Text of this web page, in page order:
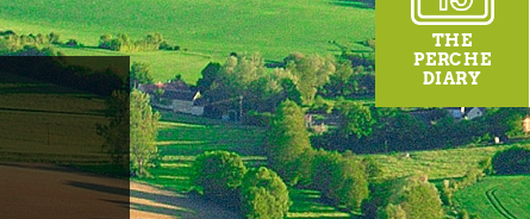
THE
PERCHE
DIARY